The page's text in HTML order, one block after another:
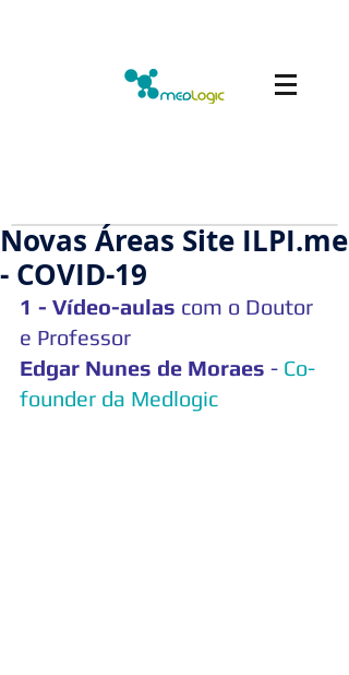
Novas Áreas Site ILPI.me
- COVID-19
1 - Vídeo-aulas com o Doutor
e Professor
Edgar Nunes de Moraes - Co-
founder da Medlogic